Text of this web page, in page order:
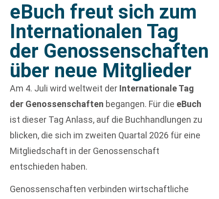
eBuch freut sich zum
Internationalen Tag
der Genossenschaften
über neue Mitglieder
Am 4. Juli wird weltweit der Internationale Tag
der Genossenschaften begangen. Für die eBuch
ist dieser Tag Anlass, auf die Buchhandlungen zu
blicken, die sich im zweiten Quartal 2026 für eine
Mitgliedschaft in der Genossenschaft
entschieden haben.
Genossenschaften verbinden wirtschaftliche